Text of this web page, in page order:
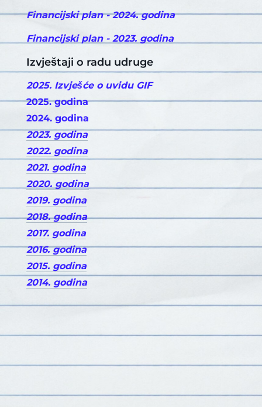
Financijski plan - 2024. godina
Financijski plan - 2023. godina
Izvještaji o radu udruge
2025. Izvješće o uvidu GIF
2025. godina
2024. godina
2023. godina
2022. godina
2021. godina
2020. godina
2019. godina
2018. godina
2017. godina
2016. godina
2015. godina
2014. godina